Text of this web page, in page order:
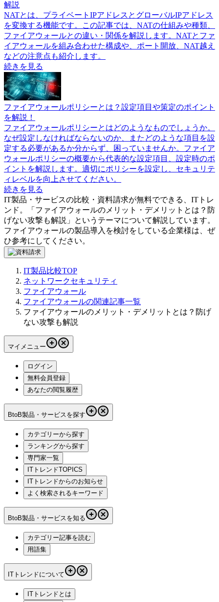
解説
NATとは、プライベートIPアドレスとグローバルIPアドレス
を変換する機能です。この記事では、NATの仕組みや種類、
ファイアウォールとの違い・関係を解説します。NATとファ
イアウォールを組み合わせた構成や、ポート開放、NAT越え
などの注意点も紹介します。
続きを見る
ファイアウォールポリシーとは？設定項目や策定のポイント
を解説！
ファイアウォールポリシーとはどのようなものでしょうか。
なぜ設定しなければならないのか、またどのような項目を設
定する必要があるか分からず、困っていませんか。ファイア
ウォールポリシーの概要から代表的な設定項目、設定時のポ
イントを解説します。適切にポリシーを設定し、セキュリテ
ィレベルを向上させてください。
続きを見る
IT製品・サービスの比較・資料請求が無料でできる、ITトレ
ンド。「 ファイアウォールのメリット・デメリットとは？防
げない攻撃も解説 」というテーマについて解説しています。
ファイアウォールの製品導入を検討をしている企業様は、ぜ
ひ参考にしてください。
IT製品比較TOP
ネットワークセキュリティ
ファイアウォール
ファイアウォールの関連記事一覧
ファイアウォールのメリット・デメリットとは？防げ
ない攻撃も解説
マイメニュー
ログイン
無料会員登録
あなたの閲覧履歴
BtoB製品・サービスを探す
カテゴリーから探す
ランキングから探す
専門家一覧
ITトレンドTOPICS
ITトレンドからのお知らせ
よく検索されるキーワード
BtoB製品・サービスを知る
カテゴリー記事を読む
用語集
ITトレンドについて
ITトレンドとは